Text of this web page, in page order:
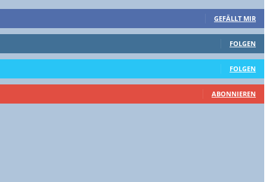
GEFÄLLT MIR
FOLGEN
FOLGEN
ABONNIEREN